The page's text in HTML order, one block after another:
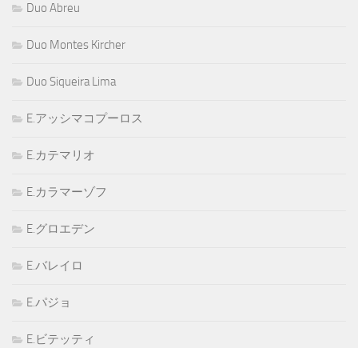
Duo Abreu
Duo Montes Kircher
Duo Siqueira Lima
E.アッシマコプーロス
E.カテマリオ
E.カラマーゾフ
E.グロエデン
E.バレイロ
E.パジョ
E.ビテッティ